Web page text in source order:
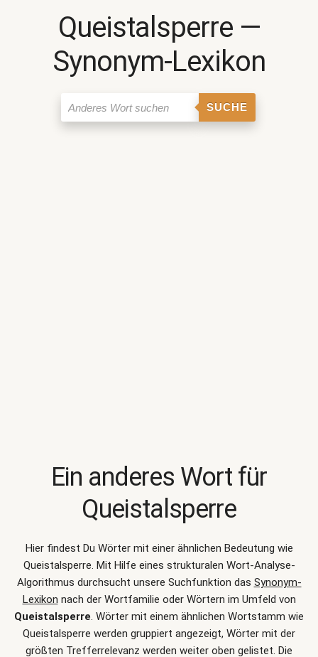
Queistalsperre ―
Synonym-Lexikon
SUCHE
Ein anderes Wort für
Queistalsperre
Hier findest Du Wörter mit einer ähnlichen Bedeutung wie
Queistalsperre. Mit Hilfe eines strukturalen Wort-Analyse-
Algorithmus durchsucht unsere Suchfunktion das Synonym-
Lexikon nach der Wortfamilie oder Wörtern im Umfeld von
Queistalsperre. Wörter mit einem ähnlichen Wortstamm wie
Queistalsperre werden gruppiert angezeigt, Wörter mit der
größten Trefferrelevanz werden weiter oben gelistet. Die